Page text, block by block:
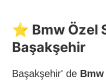
⭐️ Bmw Özel
Başakşehir
Başakşehir' de Bmw